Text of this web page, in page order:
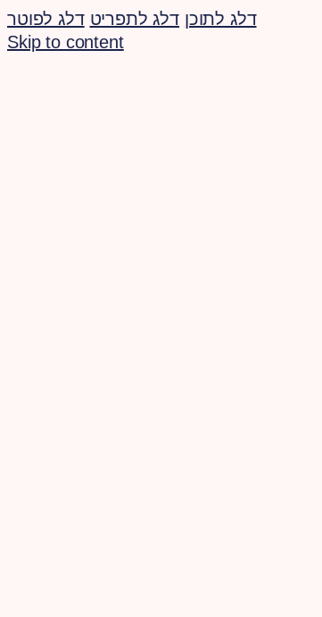
דלג לתוכן דלג לתפריט דלג לפוטר
Skip to content